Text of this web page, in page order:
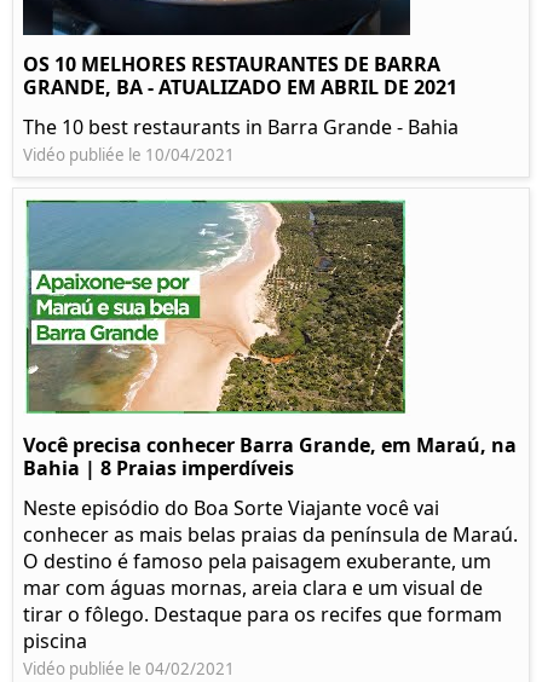
OS 10 MELHORES RESTAURANTES DE BARRA
GRANDE, BA - ATUALIZADO EM ABRIL DE 2021
The 10 best restaurants in Barra Grande - Bahia
Vidéo publiée le 10/04/2021
Você precisa conhecer Barra Grande, em Maraú, na
Bahia | 8 Praias imperdíveis
Neste episódio do Boa Sorte Viajante você vai
conhecer as mais belas praias da península de Maraú.
O destino é famoso pela paisagem exuberante, um
mar com águas mornas, areia clara e um visual de
tirar o fôlego. Destaque para os recifes que formam
piscina
Vidéo publiée le 04/02/2021